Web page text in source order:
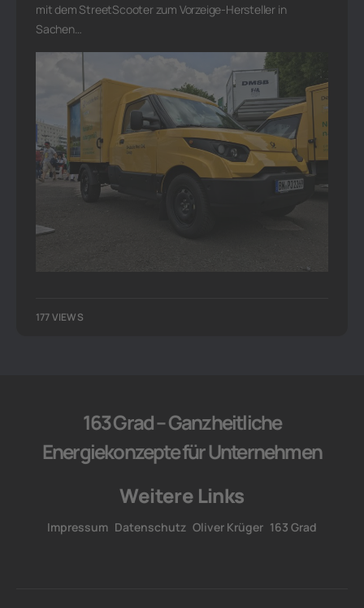
mit dem StreetScooter zum Vorzeige-Hersteller in
Sachen…
177 VIEWS
163 Grad – Ganzheitliche
Energiekonzepte für Unternehmen
Weitere Links
Impressum Datenschutz Oliver Krüger 163 Grad